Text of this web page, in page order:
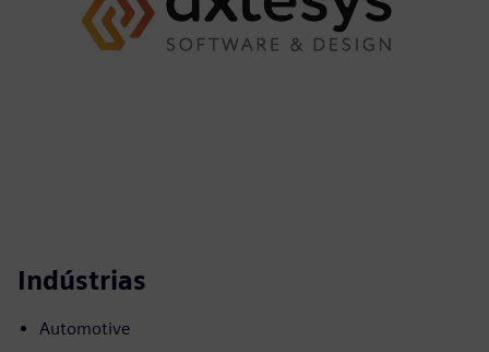
Indústrias
Automotive